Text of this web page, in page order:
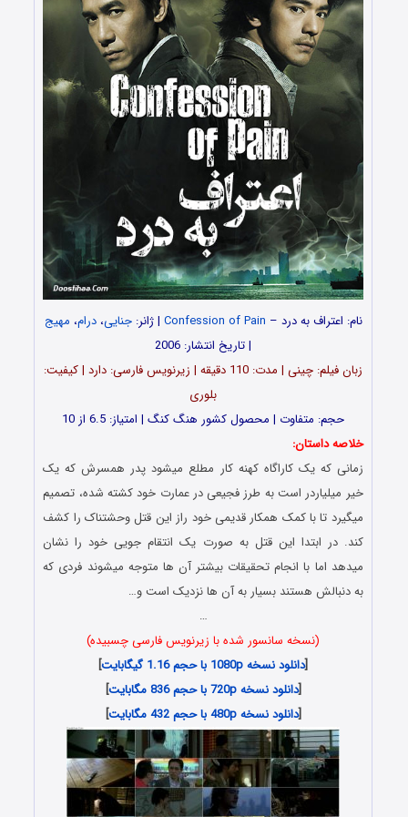
نام: اعتراف به درد – Confession of Pain | ژانر:جنایی،درام، مهیج
| تاریخ انتشار: 2006
زبان فیلم: چینی | مدت: 110 دقیقه | زیرنویس فارسی: دارد | کیفیت:
بلوری
حجم: متفاوت | محصول کشور هنگ کنگ | امتیاز: 6.5 از 10
خلاصه داستان:
زمانی که یک کاراگاه کهنه کار مطلع میشود پدر همسرش که یک
خیر میلیاردر است به طرز فجیعی در عمارت خود کشته شده، تصمیم
میگیرد تا با کمک همکار قدیمی خود راز این قتل وحشتناک را کشف
کند. در ابتدا این قتل به صورت یک انتقام جویی خود را نشان
میدهد اما با انجام تحقیقات بیشتر آن ها متوجه میشوند فردی که
به دنبالش هستند بسیار به آن ها نزدیک است و…
…
(نسخه سانسور شده با زیرنویس فارسی چسبیده)
[دانلود نسخه 1080p با حجم 1.16 گیگابایت
]
[دانلود نسخه 720p با حجم 836 مگابایت
]
[دانلود نسخه 480p با حجم 432 مگابایت ]